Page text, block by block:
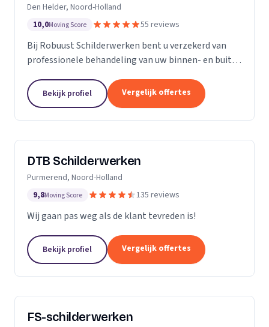
Den Helder, Noord-Holland
10,0Moving Score 55 reviews
Bij Robuust Schilderwerken bent u verzekerd van
professionele behandeling van uw binnen- en buiten
als nieuwbouwwoningen, en alles daar tussen in.
Bij...
Bekijk profiel Vergelijk offertes
DTB Schilderwerken
Purmerend, Noord-Holland
9,8Moving Score 135 reviews
Wij gaan pas weg als de klant tevreden is!
Bekijk profiel Vergelijk offertes
FS-schilderwerken